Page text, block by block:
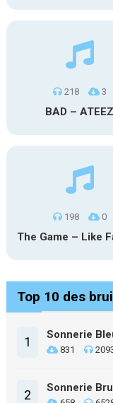
218 3
BAD – ATEEZ
198 0
Top 10 des
1 Sonnerie
831
2 Sonnerie